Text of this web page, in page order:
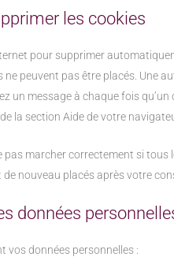
les cookies
pour supprimer
peuvent pas être placés. Une
un message à chaque fois
la section Aide de votre
marcher correctement si tous
nouveau placés après votre
données
vos données personnelles :